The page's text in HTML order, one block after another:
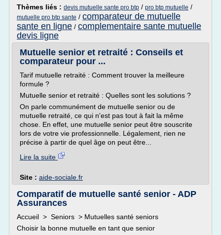
Thèmes liés : devis mutuelle sante pro btp / pro btp mutuelle /
mutuelle pro btp sante / comparateur de mutuelle
sante en ligne / complementaire sante mutuelle
devis ligne
Mutuelle senior et retraité : Conseils et
comparateur pour ...
Tarif mutuelle retraité : Comment trouver la meilleure
formule ?
Mutuelle senior et retraité : Quelles sont les solutions ?
On parle communément de mutuelle senior ou de
mutuelle retraité, ce qui n'est pas tout à fait la même
chose. En effet, une mutuelle senior peut être souscrite
lors de votre vie professionnelle. Légalement, rien ne
précise à partir de quel âge on peut être...
Lire la suite
Site : aide-sociale.fr
Comparatif de mutuelle santé senior - ADP
Assurances
Accueil > Seniors > Mutuelles santé seniors
Choisir la bonne mutuelle en tant que senior